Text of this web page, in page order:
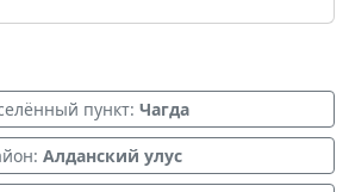
пункт: Чагда
Алданский улус